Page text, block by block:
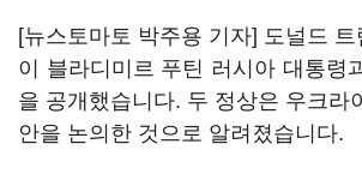
[뉴스토마토 박주용 기자] 도널드
이 블라디미르 푸틴 러시아 대통령
을 공개했습니다. 두 정상은 우크라
안을 논의한 것으로 알려졌습니다.